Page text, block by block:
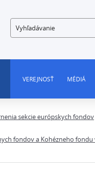
Vyhľadávanie
VEREJNOSŤ MÉDIÁ
sekcie európskych fondov
fondov a Kohézneho